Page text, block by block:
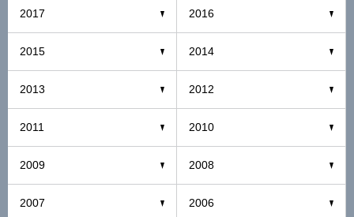
2017 2016
2015 2014
2013 2012
2011 2010
2009 2008
2007 2006